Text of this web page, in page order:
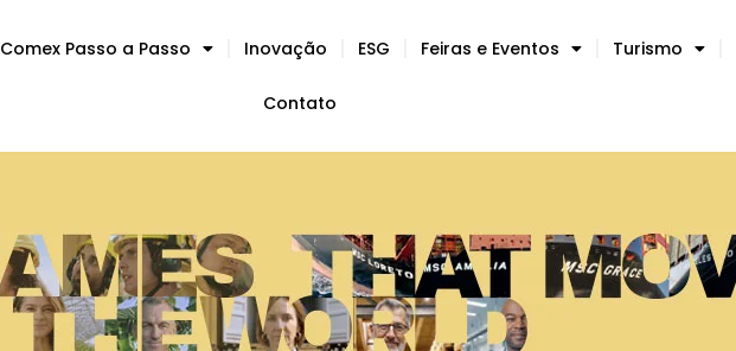
Comex Passo a Passo Inovação ESG Feiras e Eventos Turismo
Contato